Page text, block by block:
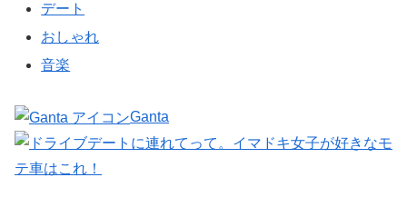
デート
おしゃれ
音楽
Ganta